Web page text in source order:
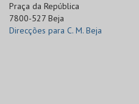
Praça da República
7800-527 Beja
Direcções para C. M. Beja